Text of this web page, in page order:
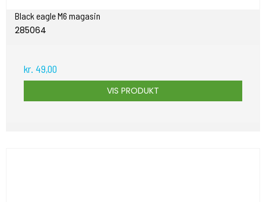
Black eagle M6 magasin
285064
kr. 49,00
VIS PRODUKT